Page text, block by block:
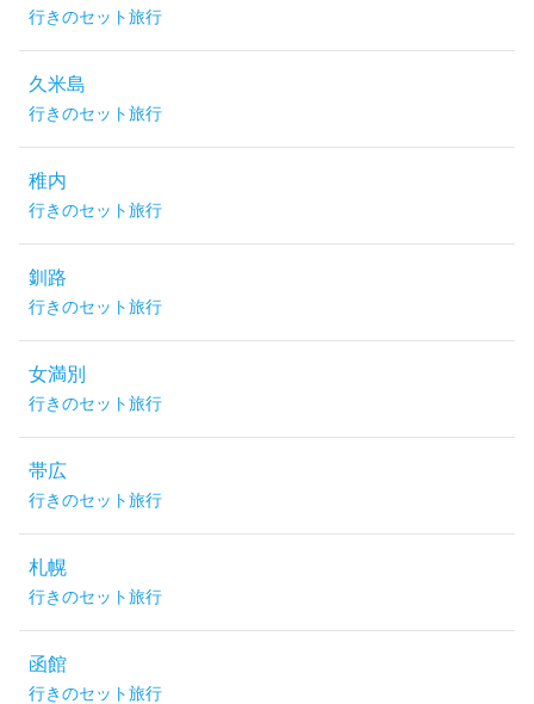
行きのセット旅行
久米島
行きのセット旅行
稚内
行きのセット旅行
釧路
行きのセット旅行
女満別
行きのセット旅行
帯広
行きのセット旅行
札幌
行きのセット旅行
函館
行きのセット旅行